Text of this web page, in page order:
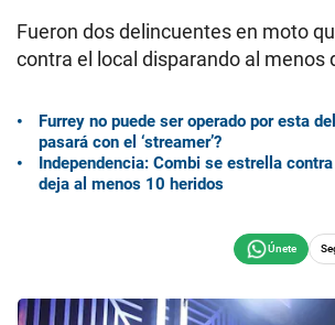
Fueron dos delincuentes en moto
contra el local disparando al menos
Furrey no puede ser operado por esta
pasará con el ‘streamer’?
Independencia: Combi se estrella
deja al menos 10 heridos